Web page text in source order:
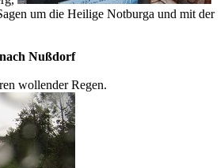
um die Heilige Notburga und mit der
Nußdorf
wollender Regen.